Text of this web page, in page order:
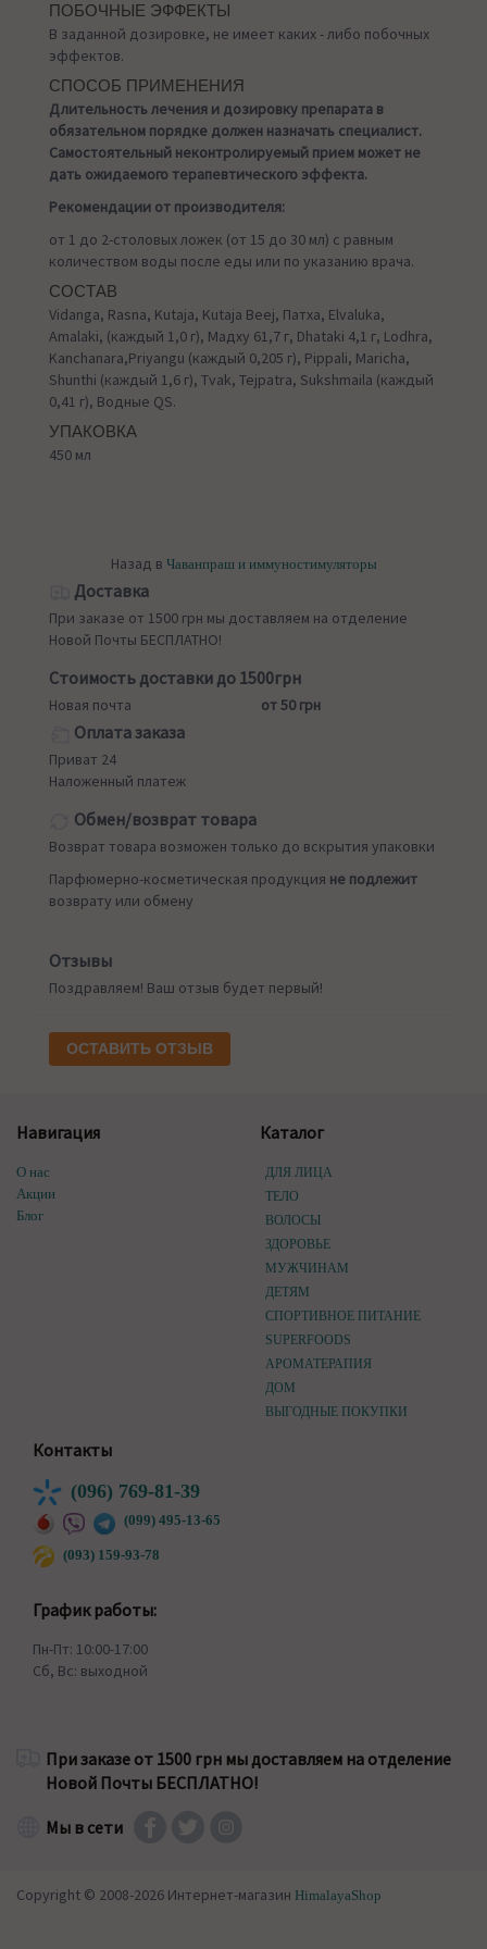
ПОБОЧНЫЕ ЭФФЕКТЫ
В заданной дозировке, не имеет каких - либо побочных
эффектов.
СПОСОБ ПРИМЕНЕНИЯ
Длительность лечения и дозировку препарата в
обязательном порядке должен назначать специалист.
Самостоятельный неконтролируемый прием может не
дать ожидаемого терапевтического эффекта.
Рекомендации от производителя:
от 1 до 2-столовых ложек (от 15 до 30 мл) с равным
количеством воды после еды или по указанию врача.
СОСТАВ
Vidanga, Rasna, Kutaja, Kutaja Beej, Патха, Elvaluka,
Amalaki, (каждый 1,0 г), Мадху 61,7 г, Dhataki 4,1 г, Lodhra,
Kanchanara,Priyangu (каждый 0,205 г), Pippali, Maricha,
Shunthi (каждый 1,6 г), Tvak, Tejpatra, Sukshmaila (каждый
0,41 г), Водные QS.
УПАКОВКА
450 мл
Назад в Чаванпраш и иммуностимуляторы
Доставка
При заказе от 1500 грн мы доставляем на отделение
Новой Почты БЕСПЛАТНО!
Стоимость доставки до 1500грн
Новая почта от 50 грн
Оплата заказа
Приват 24
Наложенный платеж
Обмен/возврат товара
Возврат товара возможен только до вскрытия упаковки
Парфюмерно-косметическая продукция не подлежит
возврату или обмену
Отзывы
Поздравляем! Ваш отзыв будет первый!
ОСТАВИТЬ ОТЗЫВ
Навигация
О нас
Акции
Блог
Каталог
ДЛЯ ЛИЦА
ТЕЛО
ВОЛОСЫ
ЗДОРОВЬЕ
МУЖЧИНАМ
ДЕТЯМ
СПОРТИВНОЕ ПИТАНИЕ
SUPERFOODS
АРОМАТЕРАПИЯ
ДОМ
ВЫГОДНЫЕ ПОКУПКИ
Контакты
(096) 769-81-39
(099) 495-13-65
(093) 159-93-78
График работы:
Пн-Пт: 10:00-17:00
Сб, Вс: выходной
При заказе от 1500 грн мы доставляем на отделение
Новой Почты БЕСПЛАТНО!
Мы в сети
Copyright © 2008-2026 Интернет-магазин HimalayaShop